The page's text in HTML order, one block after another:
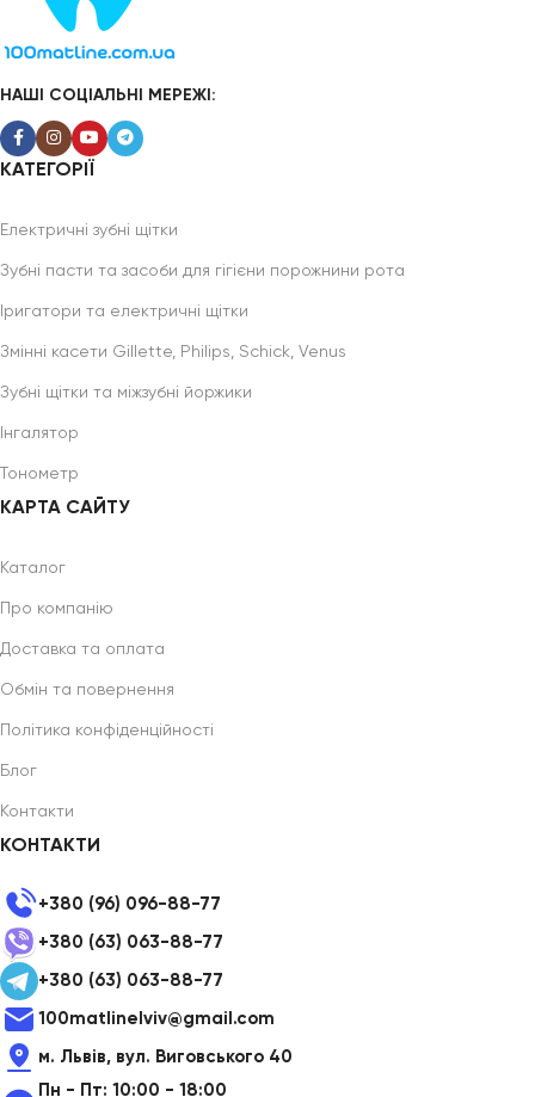
НАШІ СОЦІАЛЬНІ МЕРЕЖІ:
КАТЕГОРІЇ
Електричні зубні щітки
Зубні пасти та засоби для гігієни порожнини рота
Іригатори та електричні щітки
Змінні касети Gillette, Philips, Schick, Venus
Зубні щітки та міжзубні йоржики
Інгалятор
Тонометр
КАРТА САЙТУ
Каталог
Про компанію
Доставка та оплата
Обмін та повернення
Політика конфіденційності
Блог
Контакти
КОНТАКТИ
+380 (96) 096-88-77
+380 (63) 063-88-77
+380 (63) 063-88-77
100matlinelviv@gmail.com
м. Львів, вул. Виговського 40
Пн - Пт: 10:00 - 18:00